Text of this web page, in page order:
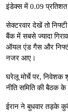
इंडेक्स में 0.09 प्रतिशत
सेक्टरवार देखें तो
बैंक में सबसे ज्यादा
ऑयल एंड गैस और
नजर आए।
घरेलू मोर्चे पर, निवेशक
नीति समिति की बैठक के
ईरान ने बुधवार तड़के